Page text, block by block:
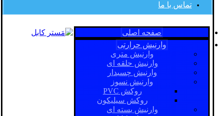
تماس با ما
صفحه اصلی
وارنیش حرارتی
وارنیش متری
وارنیش حلقه ای
وارنیش چسبدار
وارنیش نسوز
روکش PVC
روکش سیلیکون
وارنیش بسته ای